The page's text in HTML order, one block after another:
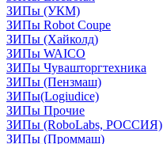
ЗИПы (УКМ)
ЗИПы Robot Coupe
ЗИПы (Хайколд)
ЗИПы WAICO
ЗИПы Чувашторгтехника
ЗИПы (Пензмаш)
ЗИПы(Logiudice)
ЗИПы Прочие
ЗИПы (RoboLabs, РОССИЯ)
ЗИПы (Проммаш)